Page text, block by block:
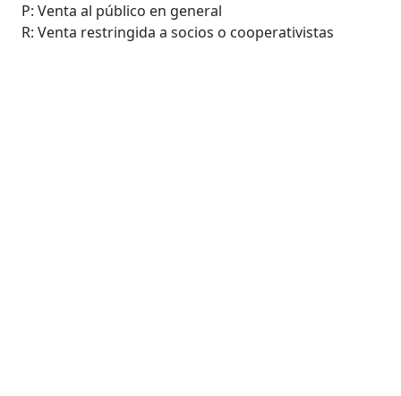
P: Venta al público en general
R: Venta restringida a socios o cooperativistas